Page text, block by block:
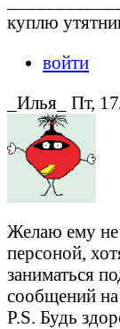
куплю
войти
_Илья_ Пт,
Желаю ему не
персоной,
заниматься
сообщений
P.S. Будь